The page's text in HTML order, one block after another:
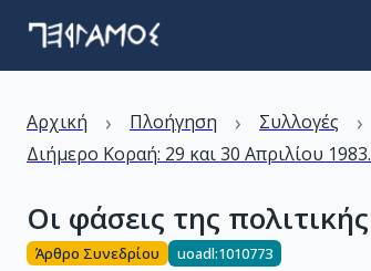
Αρχική › Πλοήγηση › Συλλογές ›
Διήμερο Κοραή: 29 και 30 Απριλίου
Οι φάσεις της
Άρθρο Συνεδρίου uoadl:1010773